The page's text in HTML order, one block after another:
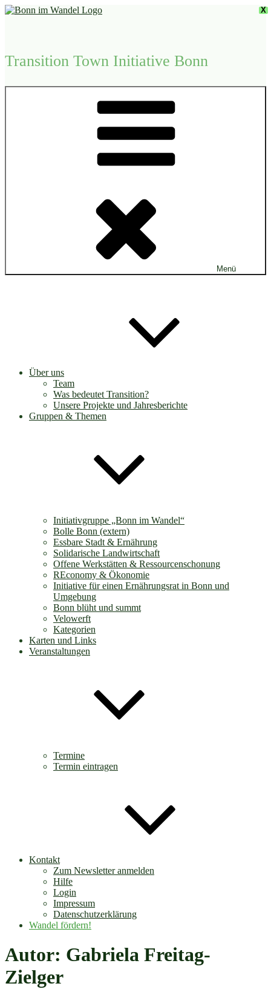
Zum
Transition Town Initiative Bonn
Menü
Über uns
Team
Was bedeutet Transition?
Unsere Projekte und Jahresberichte
Gruppen & Themen
Initiativgruppe „Bonn im Wandel“
Bolle Bonn (extern)
Essbare Stadt & Ernährung
Solidarische Landwirtschaft
Offene Werkstätten & Ressourcenschonung
REconomy & Ökonomie
Initiative für einen Ernährungsrat in Bonn und
Umgebung
Bonn blüht und summt
Velowerft
Kategorien
Karten und Links
Veranstaltungen
Termine
Termin eintragen
Kontakt
Zum Newsletter anmelden
Hilfe
Login
Impressum
Datenschutzerklärung
Wandel fördern!
Autor: Gabriela Freitag-
Zielger
X